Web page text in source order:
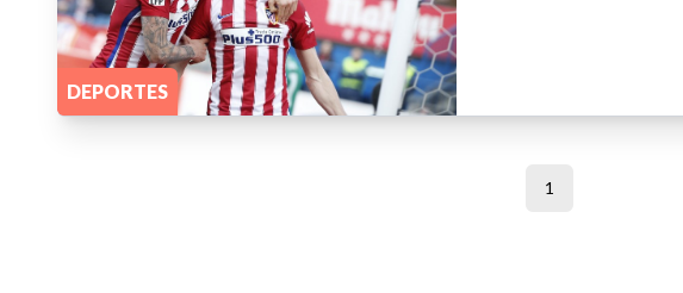
DEPORTES
1